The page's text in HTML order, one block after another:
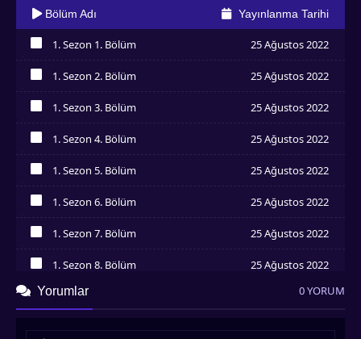
Asyadiziizle.com'da!
Bölüm Adı Yayınlanma Tarihi
1. Sezon 1. Bölüm 25 Ağustos 2022
1. Sezon 2. Bölüm 25 Ağustos 2022
1. Sezon 3. Bölüm 25 Ağustos 2022
1. Sezon 4. Bölüm 25 Ağustos 2022
1. Sezon 5. Bölüm 25 Ağustos 2022
1. Sezon 6. Bölüm 25 Ağustos 2022
1. Sezon 7. Bölüm 25 Ağustos 2022
İzledim
1. Sezon 8. Bölüm 25 Ağustos 2022
1. Sezon 9. Bölüm 25 Ağustos 2022
Yorumlar 0 YORUM